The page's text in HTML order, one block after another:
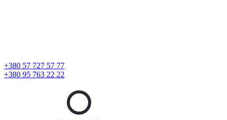
+380 57 727 57 77
+380 95 763 22 22